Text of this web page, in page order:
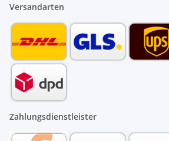
Versandarten
Zahlungsdienstleister